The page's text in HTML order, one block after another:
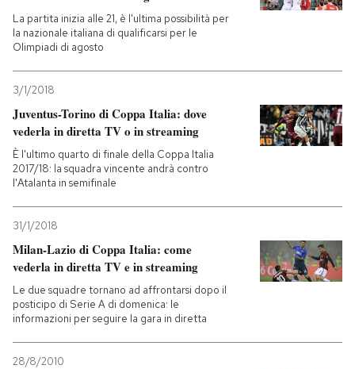
La partita inizia alle 21, è l'ultima possibilità per
la nazionale italiana di qualificarsi per le
Olimpiadi di agosto
3/1/2018
Juventus-Torino di Coppa Italia: dove
vederla in diretta TV o in streaming
È l'ultimo quarto di finale della Coppa Italia
2017/18: la squadra vincente andrà contro
l'Atalanta in semifinale
31/1/2018
Milan-Lazio di Coppa Italia: come
vederla in diretta TV e in streaming
Le due squadre tornano ad affrontarsi dopo il
posticipo di Serie A di domenica: le
informazioni per seguire la gara in diretta
28/8/2010